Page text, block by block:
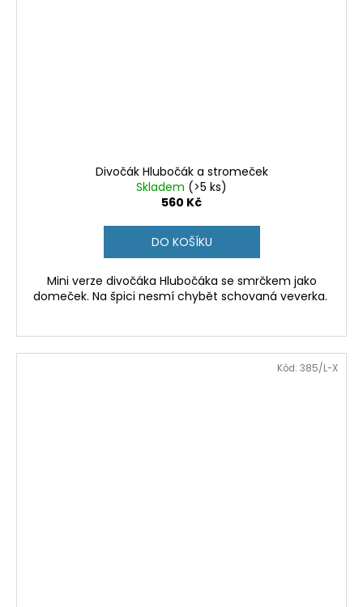
Divočák Hlubočák a stromeček
Skladem (>5 ks)
560 Kč
DO KOŠÍKU
Mini verze divočáka Hlubočáka se smrčkem jako
domeček. Na špici nesmí chybět schovaná veverka.
Kód: 385/L-X